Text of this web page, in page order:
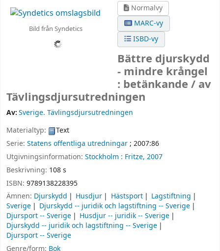
Bild från Syndetics
Normalvy
MARC-vy
ISBD-vy
Bättre djurskydd
- mindre krångel
: betänkande / av
Tävlingsdjursutredningen
Av:Sverige. Tävlingsdjursutredningen
Materialtyp:
Text
Serie: Statens offentliga utredningar; 2007:86
Utgivningsinformation: Stockholm : Fritze, 2007
Beskrivning: 108 s
ISBN: 9789138228395
Ämnen: Djurskydd Husdjur Hästsport
Lagstiftning
Sverige
Djurskydd -- juridik och lagstiftning -- Sverige
Djursport -- Sverige
Husdjur -- juridik -- Sverige
Djurskydd -- juridik och lagstiftning -- Sverige
Djursport -- Sverige
Genre/form: Bok